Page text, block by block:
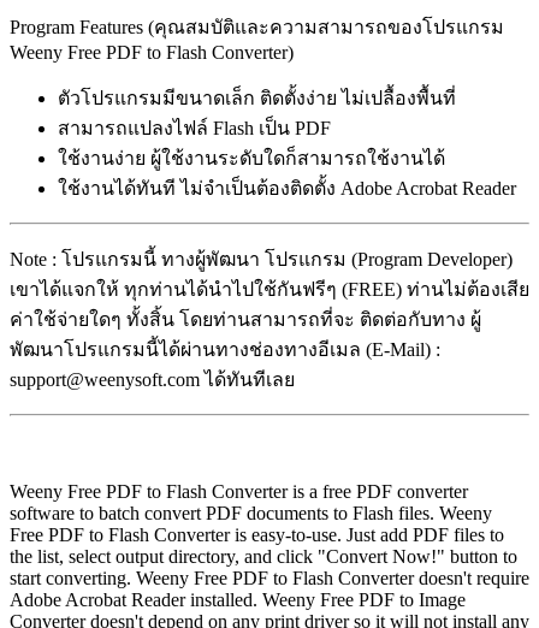
Program Features (คุณสมบัติและความสามารถของโปรแกรม
Weeny Free PDF to Flash Converter)
ตัวโปรแกรมมีขนาดเล็ก ติดตั้งง่าย ไม่เปลื้องพื้นที่
สามารถแปลงไฟล์ Flash เป็น PDF
ใช้งานง่าย ผู้ใช้งานระดับใดก็สามารถใช้งานได้
ใช้งานได้ทันที ไม่จำเป็นต้องติดตั้ง Adobe Acrobat Reader
Note : โปรแกรมนี้ ทางผู้พัฒนา โปรแกรม (Program Developer)
เขาได้แจกให้ ทุกท่านได้นำไปใช้กันฟรีๆ (FREE) ท่านไม่ต้องเสีย
ค่าใช้จ่ายใดๆ ทั้งสิ้น โดยท่านสามารถที่จะ ติดต่อกับทาง ผู้
พัฒนาโปรแกรมนี้ได้ผ่านทางช่องทางอีเมล (E-Mail) :
support@weenysoft.com ได้ทันทีเลย
Weeny Free PDF to Flash Converter is a free PDF converter
software to batch convert PDF documents to Flash files. Weeny
Free PDF to Flash Converter is easy-to-use. Just add PDF files to
the list, select output directory, and click "Convert Now!" button to
start converting. Weeny Free PDF to Flash Converter doesn't require
Adobe Acrobat Reader installed. Weeny Free PDF to Image
Converter doesn't depend on any print driver so it will not install any